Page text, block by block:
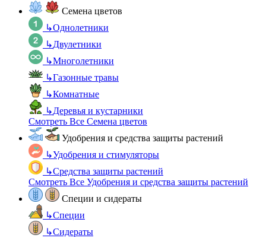
Семена цветов
↳Однолетники
↳Двулетники
↳Многолетники
↳Газонные травы
↳Комнатные
↳Деревья и кустарники
Смотреть Все Семена цветов
Удобрения и средства защиты растений
↳Удобрения и стимуляторы
↳Средства защиты растений
Смотреть Все Удобрения и средства защиты растений
Специи и сидераты
↳Специи
↳Сидераты